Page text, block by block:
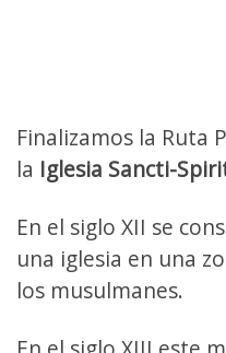
Finalizamos la Ruta
la Iglesia Sancti-
En el siglo XII se
una iglesia en una
los musulmanes.